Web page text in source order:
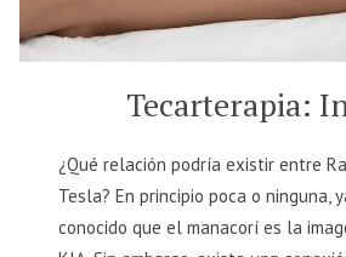
Tecarterapia:
¿Qué relación podría existir entre
Tesla? En principio poca o ninguna,
conocido que el manacorí es la